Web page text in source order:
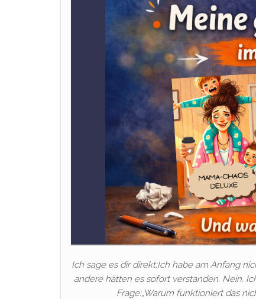
Ich sage es dir direkt:Ich habe am Anfang
andere hätten es sofort verstanden. Nein.
Frage:„Warum funktioniert das